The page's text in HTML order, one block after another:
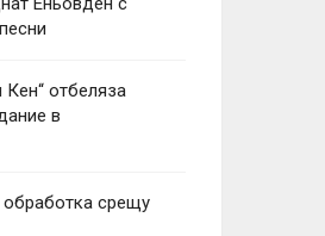
отбеляза
в
срещу